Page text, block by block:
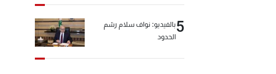
5بالفيديو: نواف سلام رسّم
الحدود